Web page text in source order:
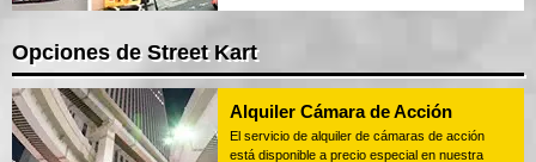
Opciones de Street Kart
Alquiler Cámara de Acción
El servicio de alquiler de cámaras de acción
está disponible a precio especial en nuestra